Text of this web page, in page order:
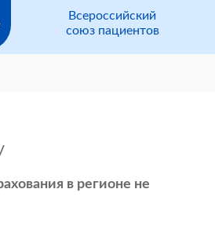
Всероссийский
союз пациентов
в регионе не